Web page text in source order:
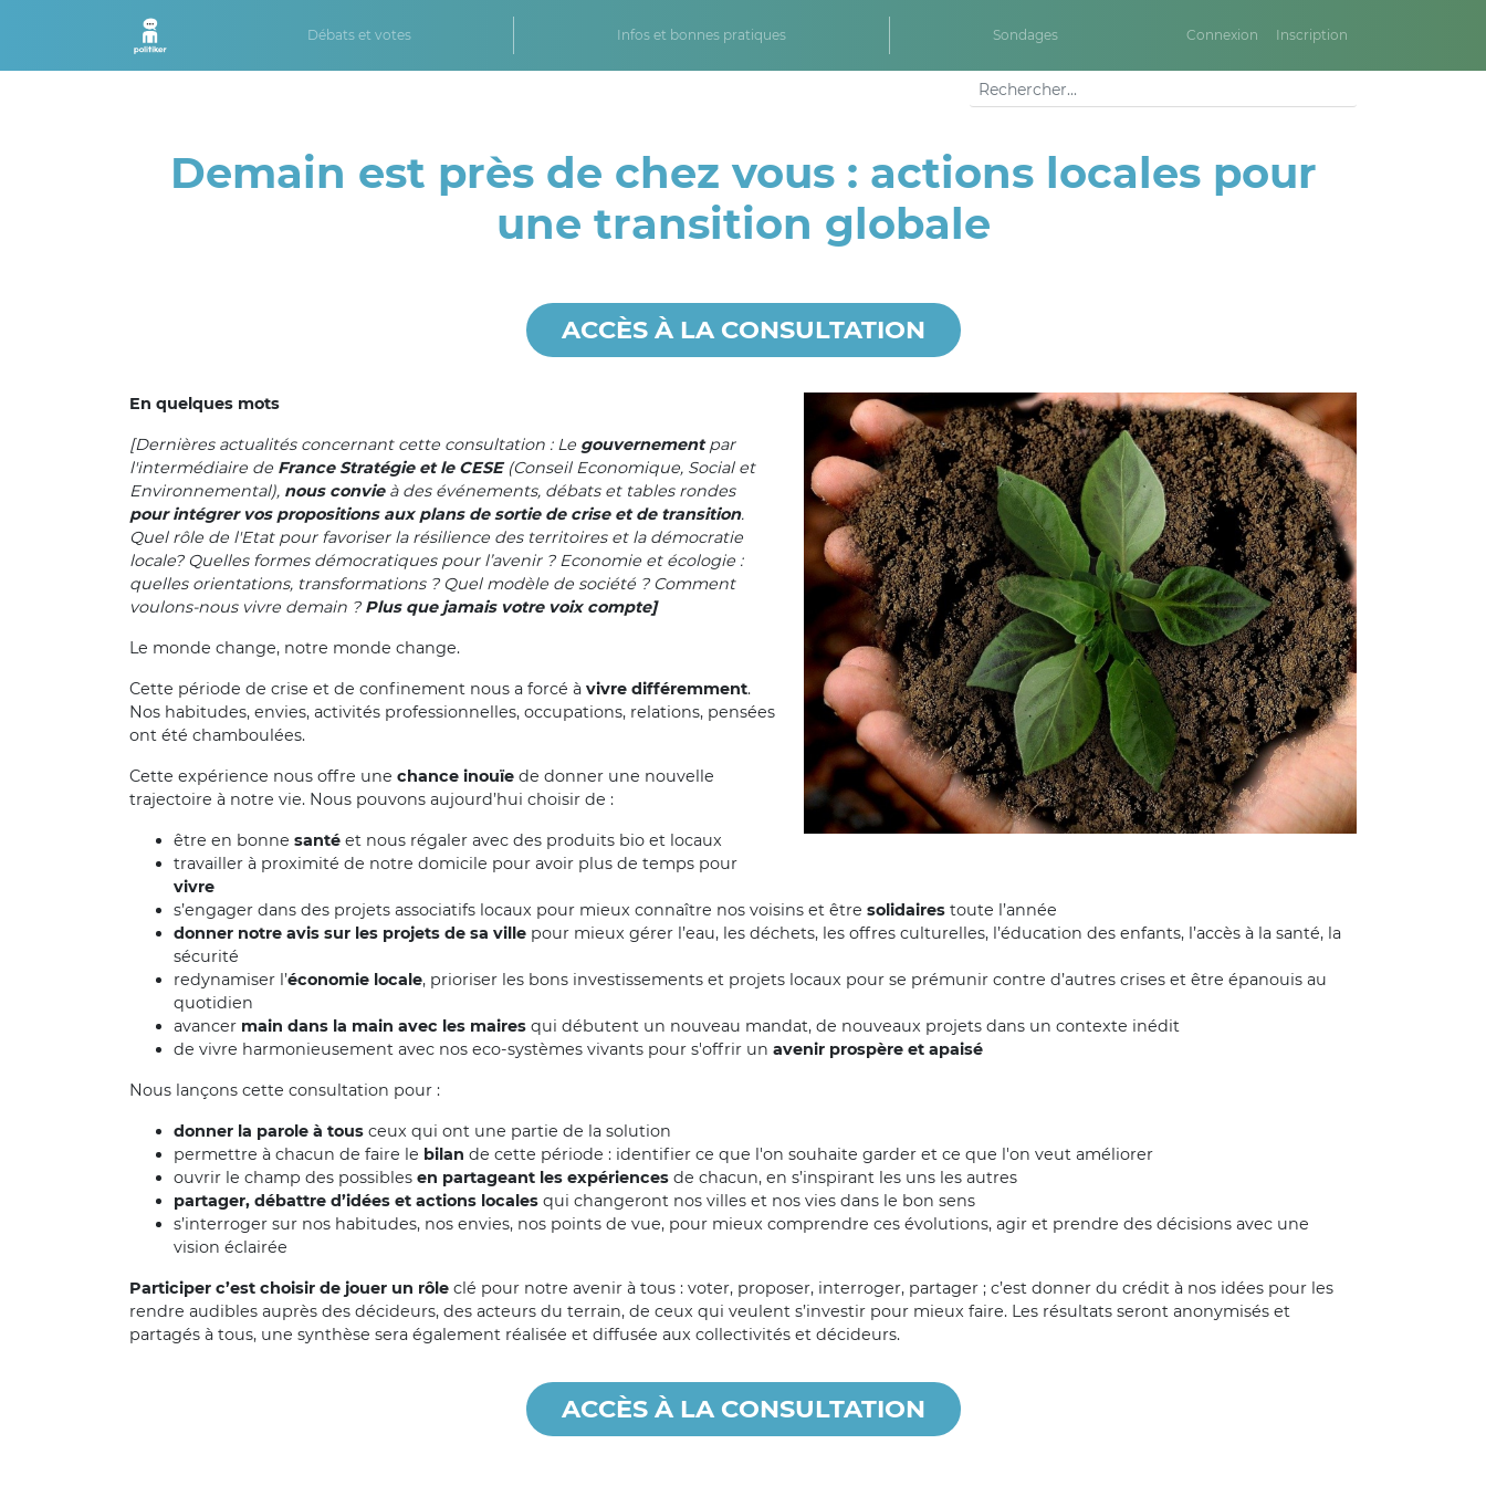
Débats et votes Infos et bonnes pratiques Sondages Connexion Inscription
Demain est près de chez vous : actions locales pour
une transition globale
ACCÈS À LA CONSULTATION
En quelques mots
[Dernières actualités concernant cette consultation : Le gouvernementpar
l'intermédiaire de France Stratégie et le CESE(Conseil Economique, Social et
Environnemental), nous convieà des événements, débats et tables rondes
pour intégrer vos propositions aux plans de sortie de crise et de transition.
Quel rôle de l'Etat pour favoriser la résilience des territoires et la démocratie
locale? Quelles formes démocratiques pour l’avenir ? Economie et écologie :
quelles orientations, transformations ? Quel modèle de société ? Comment
voulons-nous vivre demain ? Plus que jamais votre voix compte]
Le monde change, notre monde change.
Cette période de crise et de confinement nous a forcé à vivre différemment.
Nos habitudes, envies, activités professionnelles, occupations, relations, pensées
ont été chamboulées.
Cette expérience nous offre une chance inouïe de donner une nouvelle
trajectoire à notre vie. Nous pouvons aujourd’hui choisir de :
être en bonne santé et nous régaler avec des produits bio et locaux
travailler à proximité de notre domicile pour avoir plus de temps pour
vivre
s’engager dans des projets associatifs locaux pour mieux connaître nos voisins et être solidaires toute l’année
donner notre avis sur les projets de sa ville pour mieux gérer l’eau, les déchets, les offres culturelles, l’éducation des enfants, l’accès à la santé, la
sécurité
redynamiser l’économie locale, prioriser les bons investissements et projets locaux pour se prémunir contre d’autres crises et être épanouis au
quotidien
avancer main dans la main avec les maires qui débutent un nouveau mandat, de nouveaux projets dans un contexte inédit
de vivre harmonieusement avec nos eco-systèmes vivants pour s'offrir un avenir prospère et apaisé
Nous lançons cette consultation pour :
donner la parole à tous ceux qui ont une partie de la solution
permettre à chacun de faire le bilan de cette période : identifier ce que l'on souhaite garder et ce que l'on veut améliorer
ouvrir le champ des possibles en partageant les expériences de chacun, en s’inspirant les uns les autres
partager, débattre d’idées et actions locales qui changeront nos villes et nos vies dans le bon sens
s’interroger sur nos habitudes, nos envies, nos points de vue, pour mieux comprendre ces évolutions, agir et prendre des décisions avec une
vision éclairée
Participer c’est choisir de jouer un rôle clé pour notre avenir à tous : voter, proposer, interroger, partager ; c’est donner du crédit à nos idées pour les
rendre audibles auprès des décideurs, des acteurs du terrain, de ceux qui veulent s’investir pour mieux faire. Les résultats seront anonymisés et
partagés à tous, une synthèse sera également réalisée et diffusée aux collectivités et décideurs.
ACCÈS À LA CONSULTATION